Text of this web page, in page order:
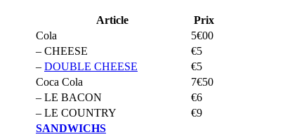
Article
Prix
Cola
5€00
– CHEESE
€5
– DOUBLE CHEESE
€5
Coca Cola
7€50
– LE BACON
€6
– LE COUNTRY
€9
SANDWICHS